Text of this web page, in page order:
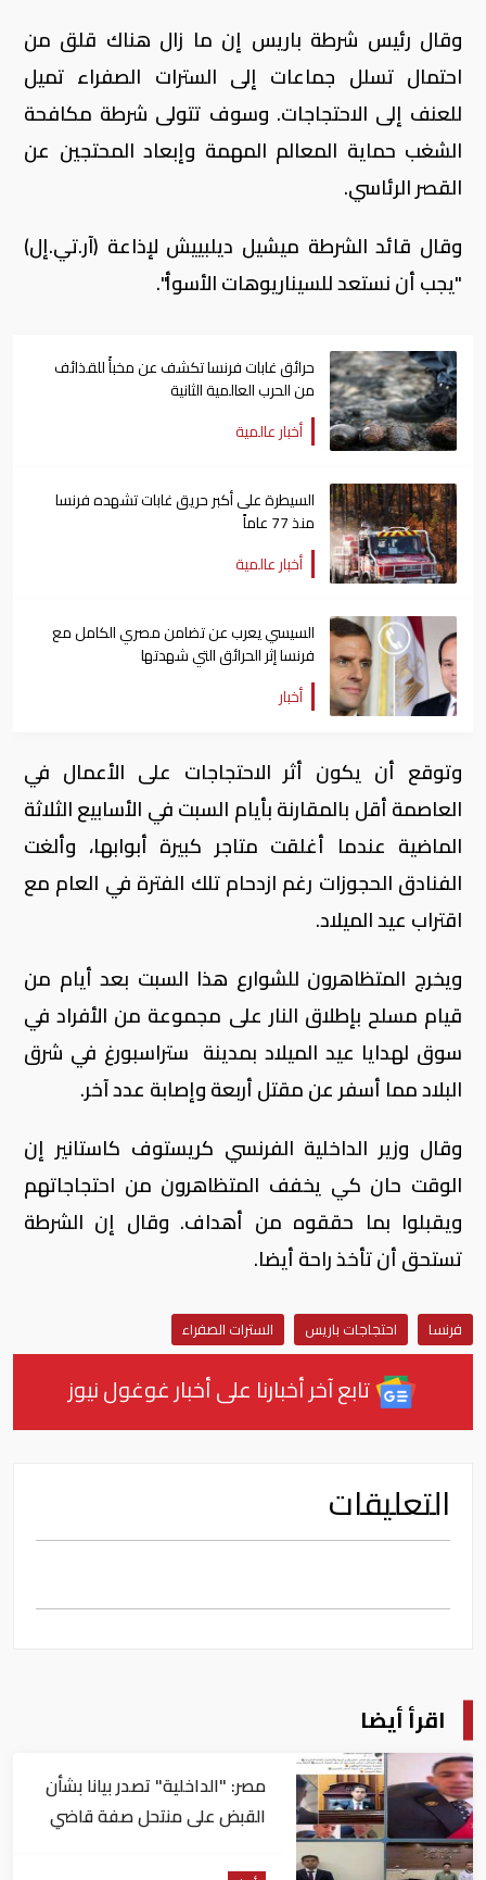
وقال رئيس شرطة باريس إن ما زال هناك قلق من
احتمال تسلل جماعات إلى السترات الصفراء تميل
للعنف إلى الاحتجاجات. وسوف تتولى شرطة مكافحة
الشغب حماية المعالم المهمة وإبعاد المحتجين عن
القصر الرئاسي.
وقال قائد الشرطة ميشيل ديلبييش لإذاعة (آر.تي.إل)
"يجب أن نستعد للسيناريوهات الأسوأ".
حرائق غابات فرنسا تكشف عن مخبأً للقذائف
من الحرب العالمية الثانية
أخبار عالمية
السيطرة على أكبر حريق غابات تشهده فرنسا
منذ 77 عاماً
أخبار عالمية
السيسي يعرب عن تضامن مصري الكامل مع
فرنسا إثر الحرائق التي شهدتها
أخبار
وتوقع أن يكون أثر الاحتجاجات على الأعمال في
العاصمة أقل بالمقارنة بأيام السبت في الأسابيع الثلاثة
الماضية عندما أغلقت متاجر كبيرة أبوابها، وألغت
الفنادق الحجوزات رغم ازدحام تلك الفترة في العام مع
اقتراب عيد الميلاد.
ويخرج المتظاهرون للشوارع هذا السبت بعد أيام من
قيام مسلح بإطلاق النار على مجموعة من الأفراد في
سوق لهدايا عيد الميلاد بمدينة ستراسبورغ في شرق
البلاد مما أسفر عن مقتل أربعة وإصابة عدد آخر.
وقال وزير الداخلية الفرنسي كريستوف كاستانير إن
الوقت حان كي يخفف المتظاهرون من احتجاجاتهم
ويقبلوا بما حققوه من أهداف. وقال إن الشرطة
تستحق أن تأخذ راحة أيضا.
فرنسا احتجاجات باريس السترات الصفراء
تابع آخر أخبارنا على أخبار غوغول نيوز
التعليقات
اقرأ أيضا
مصر: "الداخلية" تصدر بيانا بشأن
القبض على منتحل صفة قاضي